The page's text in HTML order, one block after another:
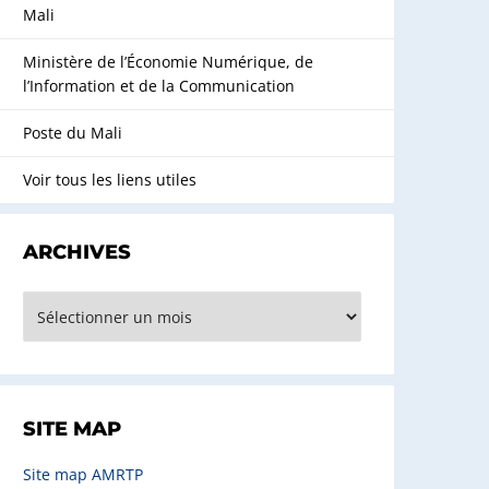
Mali
Ministère de l’Économie Numérique, de
l’Information et de la Communication
Poste du Mali
Voir tous les liens utiles
ARCHIVES
SITE MAP
Site map AMRTP